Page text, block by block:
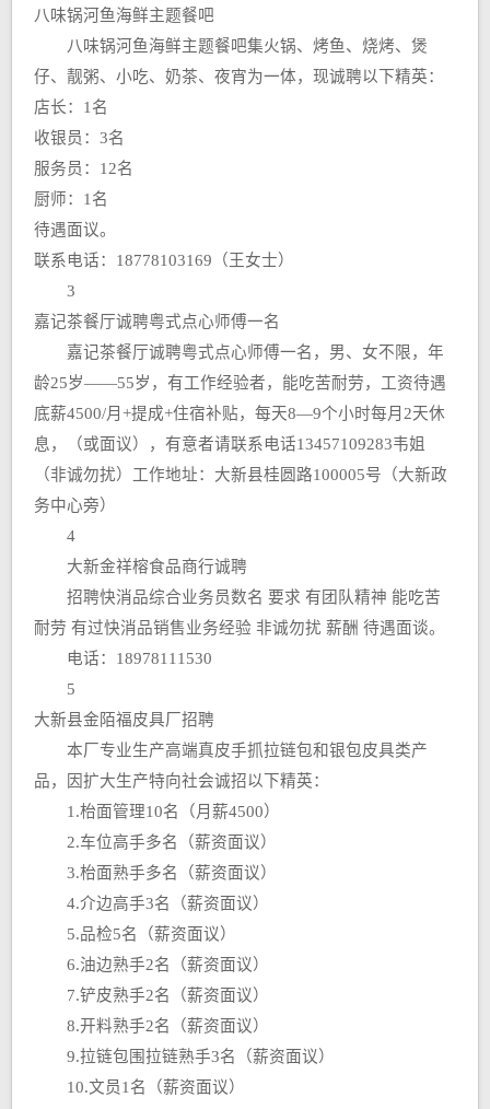
八味锅河鱼海鲜主题餐吧
八味锅河鱼海鲜主题餐吧集火锅、烤鱼、烧烤、煲
仔、靓粥、小吃、奶茶、夜宵为一体，现诚聘以下精英：
店长：1名
收银员：3名
服务员：12名
厨师：1名
待遇面议。
联系电话：18778103169（王女士）
3
嘉记茶餐厅诚聘粤式点心师傅一名
嘉记茶餐厅诚聘粤式点心师傅一名，男、女不限，年
龄25岁――55岁，有工作经验者，能吃苦耐劳，工资待遇
底薪4500/月+提成+住宿补贴，每天8―9个小时每月2天休
息，（或面议），有意者请联系电话13457109283韦姐
（非诚勿扰）工作地址：大新县桂圆路100005号（大新政
务中心旁）
4
大新金祥榕食品商行诚聘
招聘快消品综合业务员数名 要求 有团队精神 能吃苦
耐劳 有过快消品销售业务经验 非诚勿扰 薪酬 待遇面谈。
电话：18978111530
5
大新县金陌福皮具厂招聘
本厂专业生产高端真皮手抓拉链包和银包皮具类产
品，因扩大生产特向社会诚招以下精英：
1.枱面管理10名（月薪4500）
2.车位高手多名（薪资面议）
3.枱面熟手多名（薪资面议）
4.介边高手3名（薪资面议）
5.品检5名（薪资面议）
6.油边熟手2名（薪资面议）
7.铲皮熟手2名（薪资面议）
8.开料熟手2名（薪资面议）
9.拉链包围拉链熟手3名（薪资面议）
10.文员1名（薪资面议）